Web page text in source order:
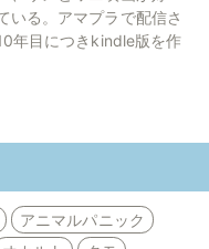
いる。アマプラで配信さ
年目につきkindle版を作
アニマルパニック